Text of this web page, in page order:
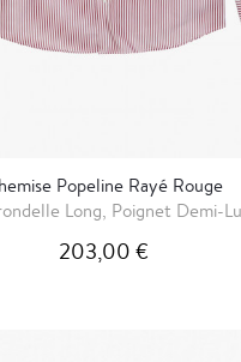
Popeline Rayé Rouge
Long, Poignet Demi-
203,00 €